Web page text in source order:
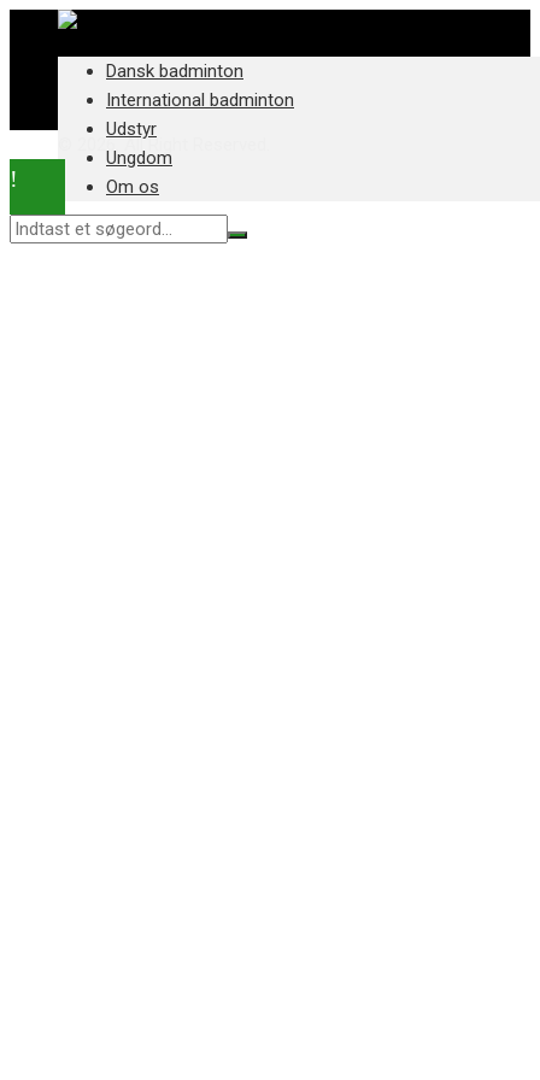
Dansk badminton
International badminton
Udstyr
Ungdom
Om os
© 2026. All Right Reserved.